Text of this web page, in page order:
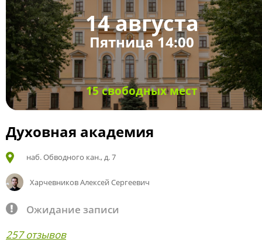
14 августа
Пятница 14:00
15 свободных мест
Духовная академия
наб. Обводного кан., д. 7
Харчевников Алексей Сергеевич
Ожидание записи
257 отзывов